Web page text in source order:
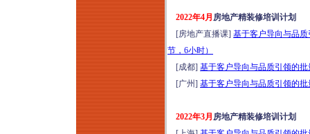
牌营销到运营管理全
生命周期
2026年云南温泉水疗
运动疗愈+爱情疗愈
标杆项目考察（8月9-
12日）
国企央企及事业单位
项目全生命周期管理
2022年4月 房地产精装修培训计划
[房地产直播课] 基于客户导向与品
节，6小时）
[成都] 基于客户导向与品质引领的
[广州] 基于客户导向与品质引领的
2022年3月 房地产精装修培训计划